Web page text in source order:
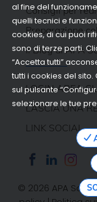
Consigli per
Preparazione
Il Blog di APA
LOGIN AREA
LASCIA UNA
LINK SOCIAL
© 2026 APA
al fine del
quelli tecnici e
cookies, di cui puoi
sono di terze parti.
“Accetta tutti”
tutti i cookies del
sul pulsante
selezionare le tue